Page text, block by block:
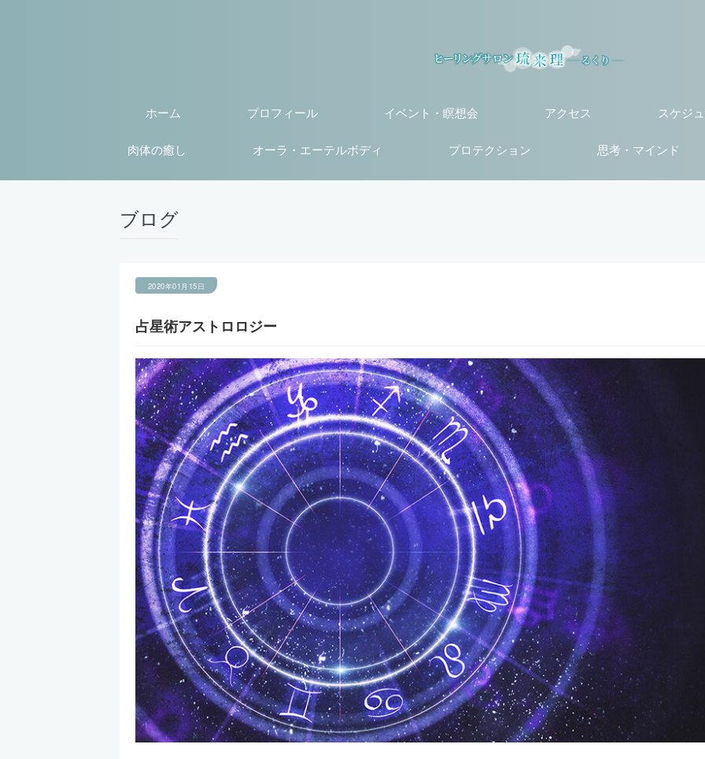
ホーム プロフィール イベント・瞑想会 アクセス スケジ
肉体の癒し オーラ・エーテルボディ プロテクション 思考・マインド
ブログ
2020年01月15日
占星術アストロロジー